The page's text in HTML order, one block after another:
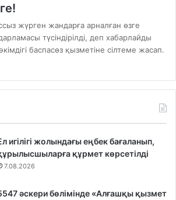
жүрген жандарға арналған өзге
түсіндірілді, деп хабарлайды
баспасөз қызметіне сілтеме жасап.
игілігі жолындағы еңбек бағаланып,
құрмет көрсетілді
7.08.2026
әскери бөлімінде «Алғашқы қызмет